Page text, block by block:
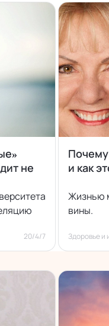
не
20/4/7
и как
Жизнью
вины.
Здоровье и